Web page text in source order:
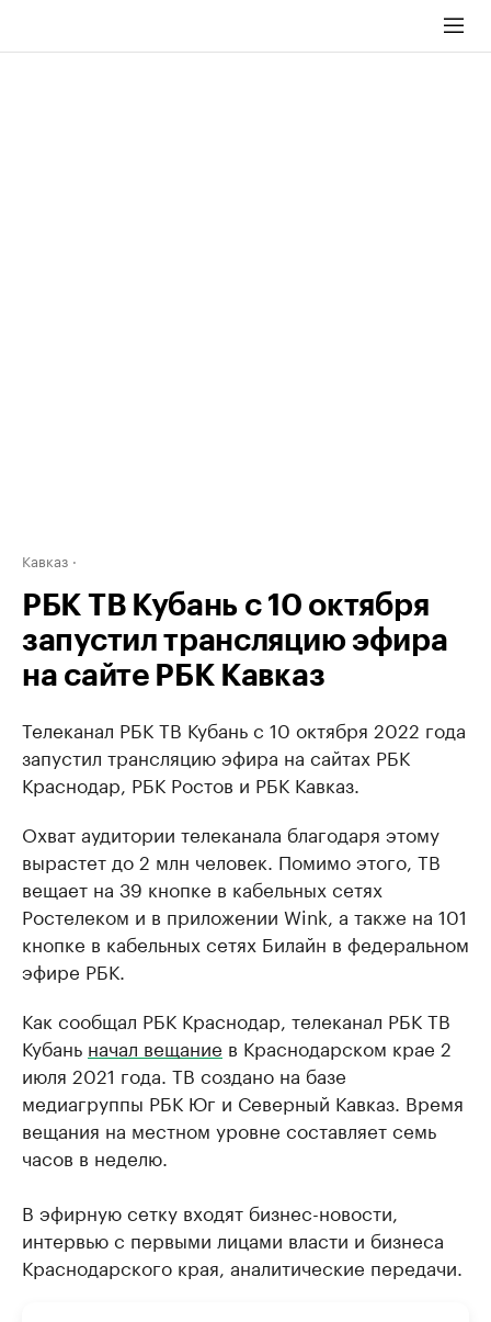
Кавказ
РБК ТВ Кубань с 10 октября
запустил трансляцию эфира
на сайте РБК Кавказ
Телеканал РБК ТВ Кубань с 10 октября 2022 года
запустил трансляцию эфира на сайтах РБК
Краснодар, РБК Ростов и РБК Кавказ.
Охват аудитории телеканала благодаря этому
вырастет до 2 млн человек. Помимо этого, ТВ
вещает на 39 кнопке в кабельных сетях
Ростелеком и в приложении Wink, а также на 101
кнопке в кабельных сетях Билайн в федеральном
эфире РБК.
Как сообщал РБК Краснодар, телеканал РБК ТВ
Кубань начал вещание в Краснодарском крае 2
июля 2021 года. ТВ создано на базе
медиагруппы РБК Юг и Северный Кавказ. Время
вещания на местном уровне составляет семь
часов в неделю.
В эфирную сетку входят бизнес-новости,
интервью с первыми лицами власти и бизнеса
Краснодарского края, аналитические передачи.